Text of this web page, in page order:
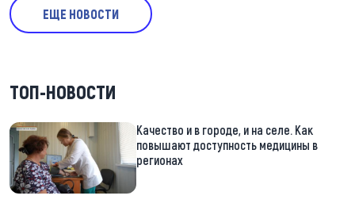
ЕЩЕ НОВОСТИ
ТОП-НОВОСТИ
Качество и в городе, и на селе. Как
повышают доступность медицины в
регионах